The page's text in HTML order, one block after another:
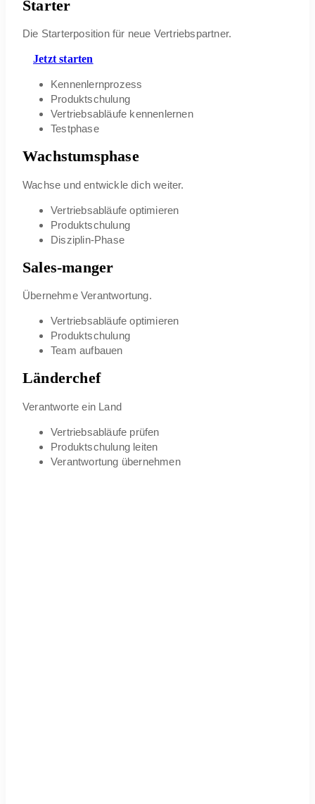
Starter
Die Starterposition für neue Vertriebspartner.
Jetzt starten
Kennenlernprozess
Produktschulung
Vertriebsabläufe kennenlernen
Testphase
Wachstumsphase
Wachse und entwickle dich weiter.
Vertriebsabläufe optimieren
Produktschulung
Disziplin-Phase
Sales-manger
Übernehme Verantwortung.
Vertriebsabläufe optimieren
Produktschulung
Team aufbauen
Länderchef
Verantworte ein Land
Vertriebsabläufe prüfen
Produktschulung leiten
Verantwortung übernehmen